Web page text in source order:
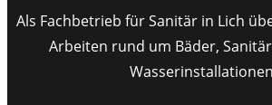
Als Fachbetrieb für Sanitär in Lich
Arbeiten rund um Bäder,